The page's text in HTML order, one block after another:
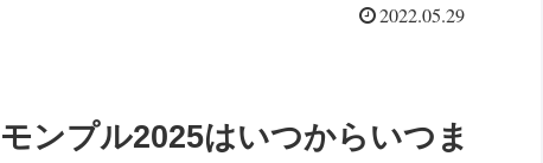
2022.05.29
モンプル2025はいつからいつま